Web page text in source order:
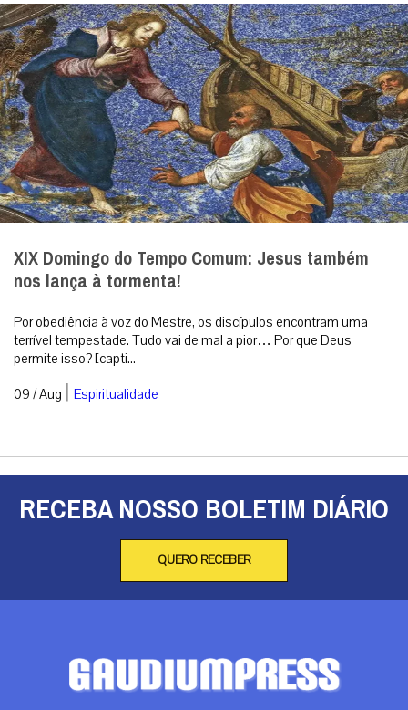
XIX Domingo do Tempo Comum: Jesus também
nos lança à tormenta!
Por obediência à voz do Mestre, os discípulos encontram uma
terrível tempestade. Tudo vai de mal a pior… Por que Deus
permite isso? [capti...
09 / Aug | Espiritualidade
RECEBA NOSSO BOLETIM DIÁRIO
QUERO RECEBER